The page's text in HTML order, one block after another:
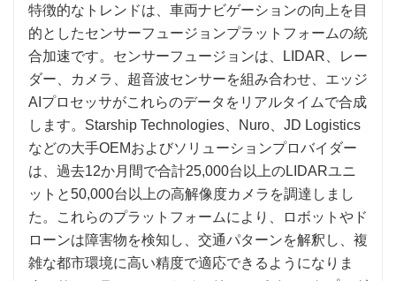
特徴的なトレンドは、車両ナビゲーションの向上を目
的としたセンサーフュージョンプラットフォームの統
合加速です。センサーフュージョンは、LIDAR、レー
ダー、カメラ、超音波センサーを組み合わせ、エッジ
AIプロセッサがこれらのデータをリアルタイムで合成
します。Starship Technologies、Nuro、JD Logistics
などの大手OEMおよびソリューションプロバイダー
は、過去12か月間で合計25,000台以上のLIDARユニ
ットと50,000台以上の高解像度カメラを調達しまし
た。これらのプラットフォームにより、ロボットやド
ローンは障害物を検知し、交通パターンを解釈し、複
雑な都市環境に高い精度で適応できるようになりま